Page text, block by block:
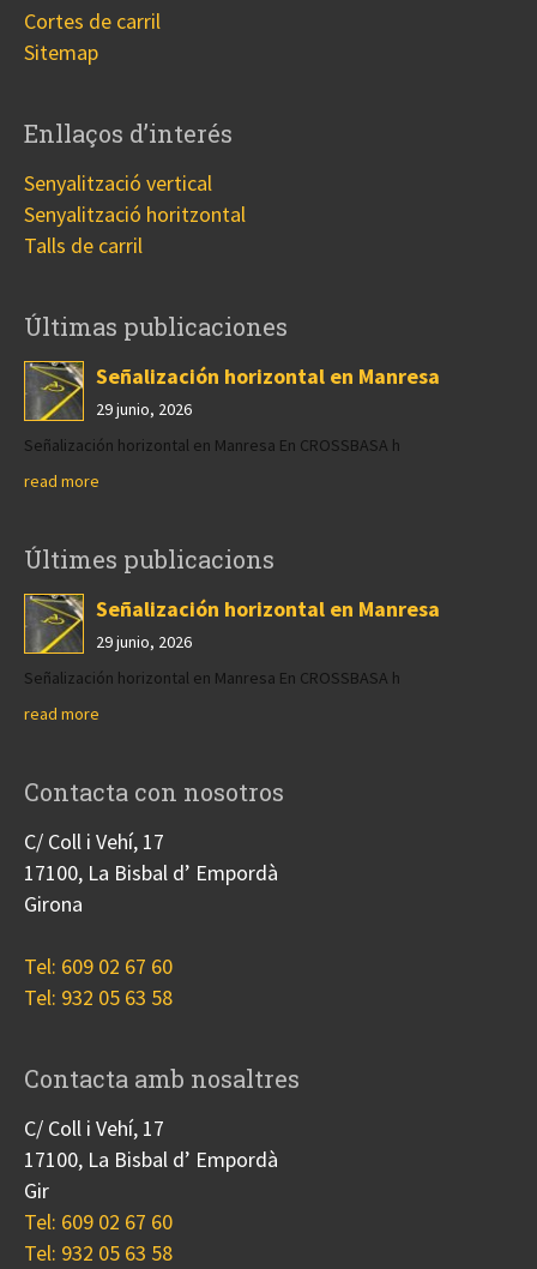
Cortes de carril
Sitemap
Enllaços d’interés
Senyalització vertical
Senyalització horitzontal
Talls de carril
Últimas publicaciones
Señalización horizontal en Manresa
29 junio, 2026
Señalización horizontal en Manresa En CROSSBASA h
read more
Últimes publicacions
Señalización horizontal en Manresa
29 junio, 2026
Señalización horizontal en Manresa En CROSSBASA h
read more
Contacta con nosotros
C/ Coll i Vehí, 17
17100, La Bisbal d’ Empordà
Girona
Tel: 609 02 67 60
Tel: 932 05 63 58
Contacta amb nosaltres
C/ Coll i Vehí, 17
17100, La Bisbal d’ Empordà
Gir
Tel: 609 02 67 60
Tel: 932 05 63 58